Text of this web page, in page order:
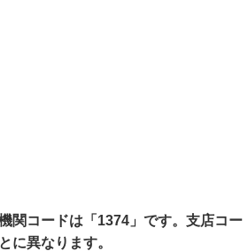
関コードは「1374」です。支店コー
に異なります。